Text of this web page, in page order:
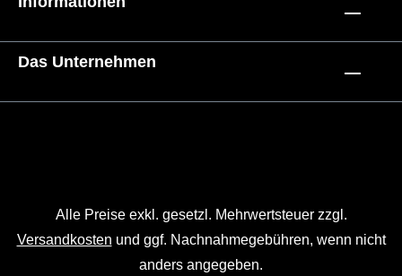
Das Unternehmen
Alle Preise exkl. gesetzl. Mehrwertsteuer zzgl.
Versandkosten und ggf. Nachnahmegebühren, wenn nicht
anders angegeben.